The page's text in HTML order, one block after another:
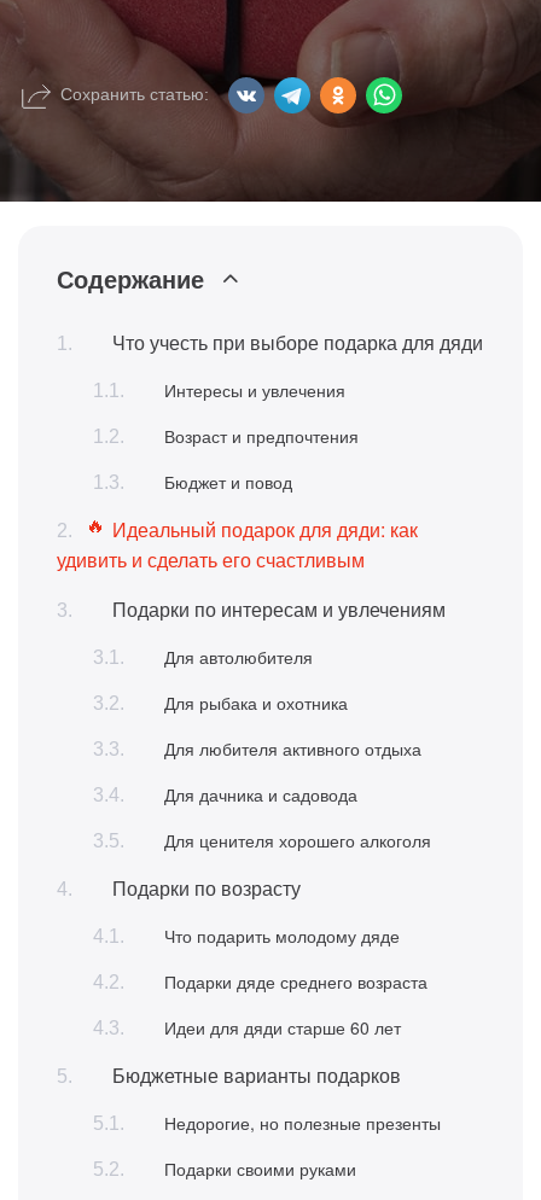
Сохранить статью:
Содержание
Что учесть при выборе подарка для дяди
Интересы и увлечения
Возраст и предпочтения
Бюджет и повод
Идеальный подарок для дяди: как
удивить и сделать его счастливым
Подарки по интересам и увлечениям
Для автолюбителя
Для рыбака и охотника
Для любителя активного отдыха
Для дачника и садовода
Для ценителя хорошего алкоголя
Подарки по возрасту
Что подарить молодому дяде
Подарки дяде среднего возраста
Идеи для дяди старше 60 лет
Бюджетные варианты подарков
Недорогие, но полезные презенты
Подарки своими руками